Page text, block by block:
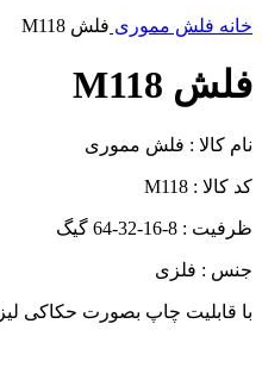
خانه فلش مموری فلش M118
فلش M118
نام کالا : فلش مموری
کد کالا : M118
ظرفیت : 8-16-32-64 گیگ
جنس : فلزی
با قابلیت چاپ بصورت حکاکی